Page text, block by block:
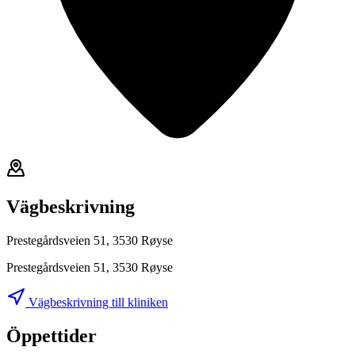
Vägbeskrivning
Prestegårdsveien 51, 3530 Røyse
Prestegårdsveien 51, 3530 Røyse
Vägbeskrivning till kliniken
Öppettider